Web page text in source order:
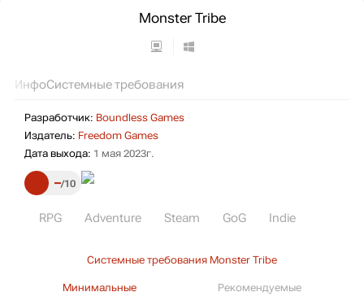
Monster Tribe
ИнфоСистемные требования
Разработчик: Boundless Games
Издатель: Freedom Games
Дата выхода: 1 мая 2023г.
– 10
RPG Adventure Steam GoG Indie
Системные требования Monster Tribe
Минимальные Рекомендуемые